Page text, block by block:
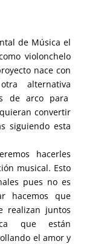
de Música el
violonchelo
nace con
alternativa
de arco para
convertir
siguiendo esta
hacerles
musical. Esto
pues no es
hacemos que
realizan juntos
que están
el amor y